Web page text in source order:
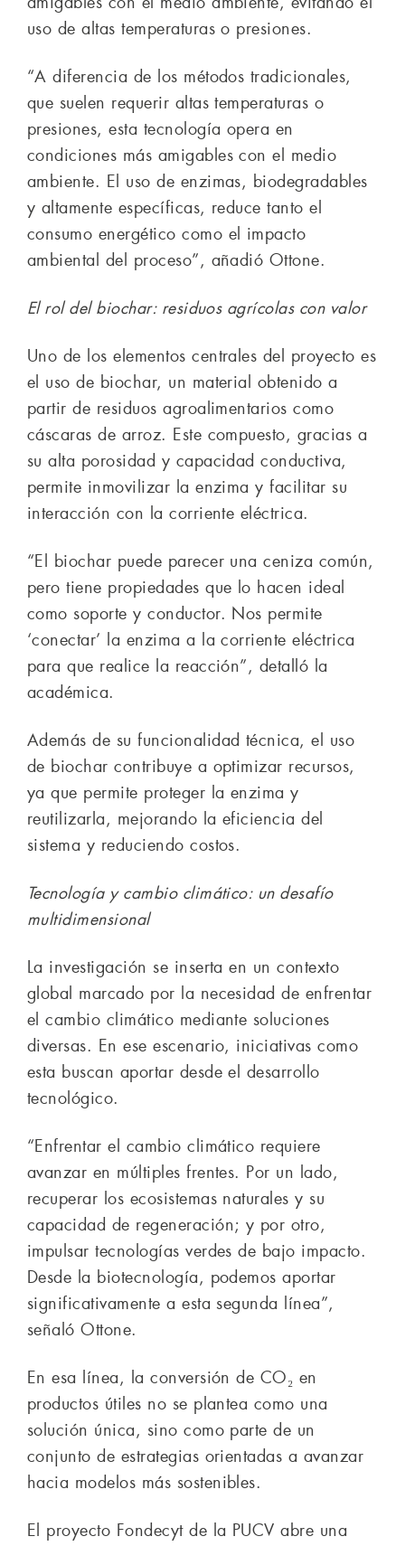
uso de altas temperaturas o presiones.
“A diferencia de los métodos tradicionales,
que suelen requerir altas temperaturas o
presiones, esta tecnología opera en
condiciones más amigables con el medio
ambiente. El uso de enzimas, biodegradables
y altamente específicas, reduce tanto el
consumo energético como el impacto
ambiental del proceso”, añadió Ottone.
El rol del biochar: residuos agrícolas con valor
Uno de los elementos centrales del proyecto es
el uso de biochar, un material obtenido a
partir de residuos agroalimentarios como
cáscaras de arroz. Este compuesto, gracias a
su alta porosidad y capacidad conductiva,
permite inmovilizar la enzima y facilitar su
interacción con la corriente eléctrica.
“El biochar puede parecer una ceniza común,
pero tiene propiedades que lo hacen ideal
como soporte y conductor. Nos permite
‘conectar’ la enzima a la corriente eléctrica
para que realice la reacción”, detalló la
académica.
Además de su funcionalidad técnica, el uso
de biochar contribuye a optimizar recursos,
ya que permite proteger la enzima y
reutilizarla, mejorando la eficiencia del
sistema y reduciendo costos.
Tecnología y cambio climático: un desafío
multidimensional
La investigación se inserta en un contexto
global marcado por la necesidad de enfrentar
el cambio climático mediante soluciones
diversas. En ese escenario, iniciativas como
esta buscan aportar desde el desarrollo
tecnológico.
“Enfrentar el cambio climático requiere
avanzar en múltiples frentes. Por un lado,
recuperar los ecosistemas naturales y su
capacidad de regeneración; y por otro,
impulsar tecnologías verdes de bajo impacto.
Desde la biotecnología, podemos aportar
significativamente a esta segunda línea”,
señaló Ottone.
En esa línea, la conversión de CO₂ en
productos útiles no se plantea como una
solución única, sino como parte de un
conjunto de estrategias orientadas a avanzar
hacia modelos más sostenibles.
El proyecto Fondecyt de la PUCV abre una